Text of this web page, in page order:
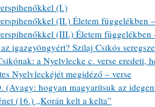
(I.)
(II.) Életem függelékben
(III.) Életem függelékben
igazgyöngyért? Szilaj Csikós
a Nyelvlecke c. verse eredeti,
Nyelvleckéjét megidéző – verse
hogyan magyarítsuk az
(16.) „Korán kelt a kelta”